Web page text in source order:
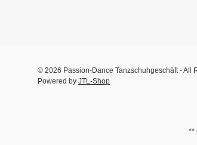
© 2026 Passion-Dance Tanzschuhgeschäft - All
Powered by JTL-Shop
**